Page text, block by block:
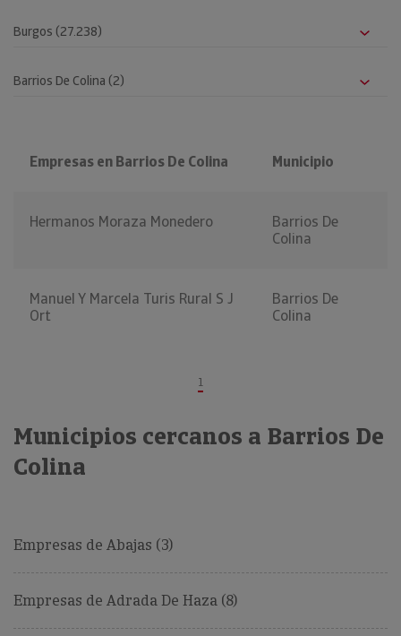
Empresas en Barrios De Colina Municipio
Hermanos Moraza Monedero
Barrios De
Colina
Manuel Y Marcela Turis Rural S J
Ort
Barrios De
Colina
1
Municipios cercanos a Barrios De
Colina
Empresas de Abajas (3)
Empresas de Adrada De Haza (8)